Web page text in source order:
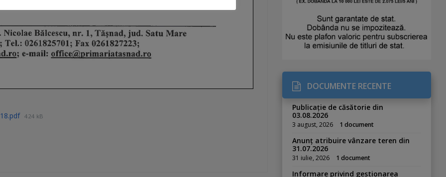
424 kB
DOCUMENTE RECENTE
Publicație de căsătorie din
03.08.2026
3 august, 2026 1 document
Anunț atribuire vânzare teren din
31.07.2026
31 iulie, 2026 1 document
Informare privind gestionarea